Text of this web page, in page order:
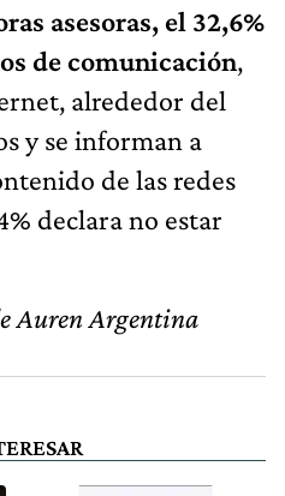
asesoras, el 32,6%
de comunicación,
alrededor del
y se informan a
de las redes
declara no estar
Auren Argentina